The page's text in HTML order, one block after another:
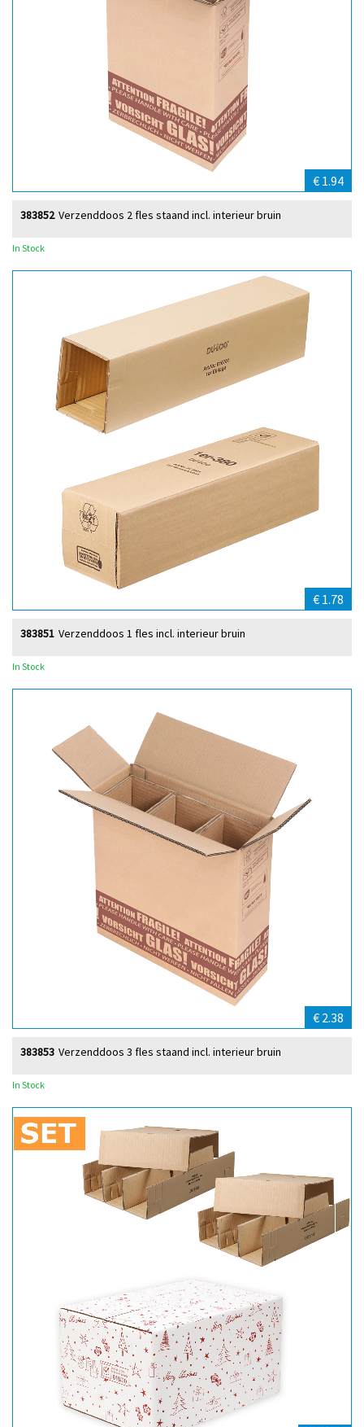
€ 1.94
Verzenddoos 2 fles staand incl. interieur bruin
383852
In Stock
€ 1.78
Verzenddoos 1 fles incl. interieur bruin
383851
In Stock
€ 2.38
Verzenddoos 3 fles staand incl. interieur bruin
383853
In Stock